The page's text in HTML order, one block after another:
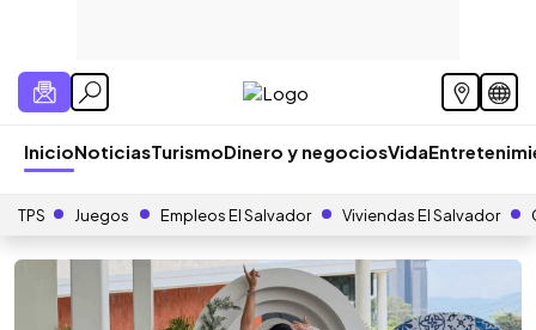
InicioNoticiasTurismoDinero y negociosVida
TPS Juegos Empleos El Salvador Viviendas El Salvador